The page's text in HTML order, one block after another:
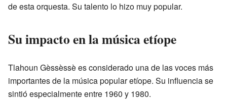
de esta orquesta. Su talento lo hizo muy popular.
Su impacto en la música etíope
Tlahoun Gèssèssè es considerado una de las voces más
importantes de la música popular etíope. Su influencia se
sintió especialmente entre 1960 y 1980.